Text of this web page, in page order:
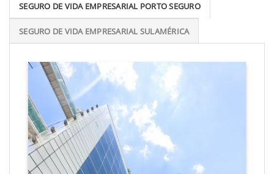
SEGURO DE VIDA EMPRESARIAL PORTO SEGURO
SEGURO DE VIDA EMPRESARIAL SULAMÉRICA